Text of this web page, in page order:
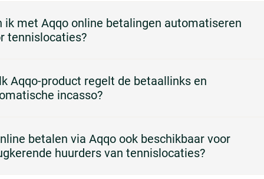
ik met Aqqo online betalingen automatiseren
tennislocaties?
facturen worden automatisch aangemaakt en verstuurd met
zodat huurders direct online kunnen betalen via iDEAL of PayPal.
Aqqo-product regelt de betaallinks en
incasso?
Samen met Invoicing (automatisch facturen aanmaken voor
Booking Management en Customer Management dekt dit het
betalen via Aqqo ook beschikbaar voor
huurders van tennislocaties?